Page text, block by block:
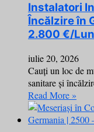
Instalatori
Încălzire în
2.800 €/
iulie 20, 2026
Cauți un loc de
sanitare și
Read More »